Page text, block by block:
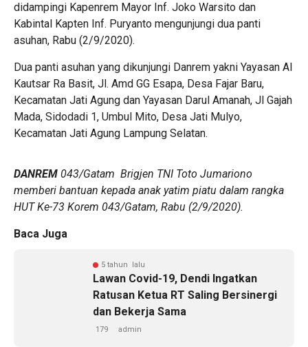
didampingi Kapenrem Mayor Inf. Joko Warsito dan
Kabintal Kapten Inf. Puryanto mengunjungi dua panti
asuhan, Rabu (2/9/2020).
Dua panti asuhan yang dikunjungi Danrem yakni Yayasan Al
Kautsar Ra Basit, Jl. Amd GG Esapa, Desa Fajar Baru,
Kecamatan Jati Agung dan Yayasan Darul Amanah, Jl Gajah
Mada, Sidodadi 1, Umbul Mito, Desa Jati Mulyo,
Kecamatan Jati Agung Lampung Selatan.
DANREM 043/Gatam Brigjen TNI Toto Jumariono
memberi bantuan kepada anak yatim piatu dalam rangka
HUT Ke-73 Korem 043/Gatam, Rabu (2/9/2020).
Baca Juga
5 tahun lalu
Lawan Covid-19, Dendi Ingatkan
Ratusan Ketua RT Saling Bersinergi
dan Bekerja Sama
179 admin